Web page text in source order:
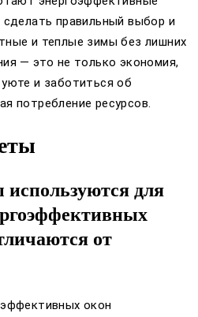
правильный выбор и
и теплые зимы без лишних
— это не только экономия,
и заботиться об
потребление ресурсов.
для
от
окон